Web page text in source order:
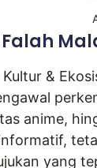
Falah
&
anime,
yang